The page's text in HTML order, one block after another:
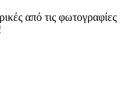
από τις φωτογραφίες